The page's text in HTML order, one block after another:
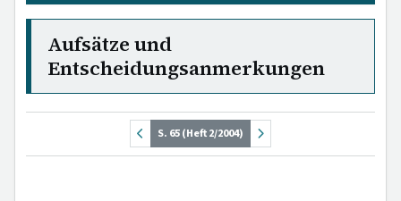
Aufsätze und
Entscheidungsanmerkungen
S. 65 (Heft 2/2004)